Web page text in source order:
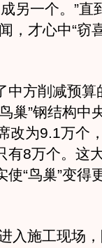
另一个。”直
，才心中“窃
方削减预算
巢”钢结构中
改为9.1万个
有8万个。这
“鸟巢”变得
施工现场，